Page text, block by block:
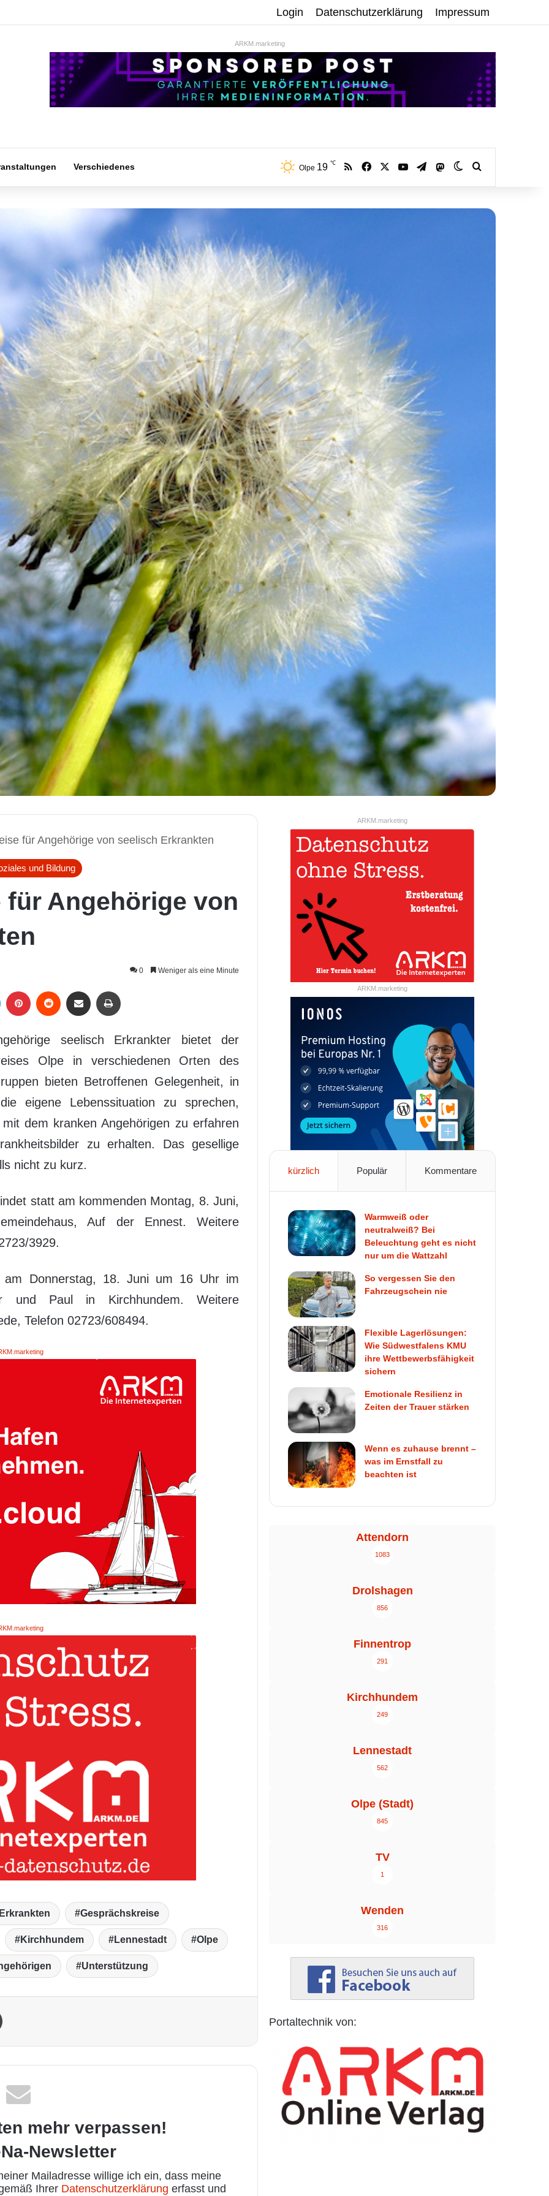
Login Datenschutzerklärung Impressum
ARKM.marketing
Verschiedenes Olpe 19 ℃ RSS Facebook YouTubeTelegramMastodonSkin umschalten
für Angehörige von seelisch Erkrankten
und Bildung
Angehörige von
0 Weniger als eine Minute
seelisch Erkrankter bietet der
Olpe in verschiedenen Orten des
bieten Betroffenen Gelegenheit, in
eigene Lebenssituation zu sprechen,
dem kranken Angehörigen zu erfahren
zu erhalten. Das gesellige
nicht zu kurz.
statt am kommenden Montag, 8. Juni,
Auf der Ennest. Weitere
3929.
Donnerstag, 18. Juni um 16 Uhr im
und Paul in Kirchhundem. Weitere
Telefon 02723/608494.
Gesprächskreise
Kirchhundem Lennestadt Olpe
Unterstützung
mehr verpassen!
Newsletter
Mailadresse willige ich ein, dass meine
Ihrer Datenschutzerklärung erfasst und
ARKM.marketing
ARKM.marketing
kürzlich Populär Kommentare
Warmweiß oder
neutralweiß? Bei
Beleuchtung geht es nicht
nur um die Wattzahl
So vergessen Sie den
Fahrzeugschein nie
Flexible Lagerlösungen:
Wie Südwestfalens KMU
ihre Wettbewerbsfähigkeit
sichern
Emotionale Resilienz in
Zeiten der Trauer stärken
Wenn es zuhause brennt –
was im Ernstfall zu
beachten ist
Attendorn
1083
Drolshagen
856
Finnentrop
291
Kirchhundem
249
Lennestadt
562
Olpe (Stadt)
845
TV
1
Wenden
316
Portaltechnik von: